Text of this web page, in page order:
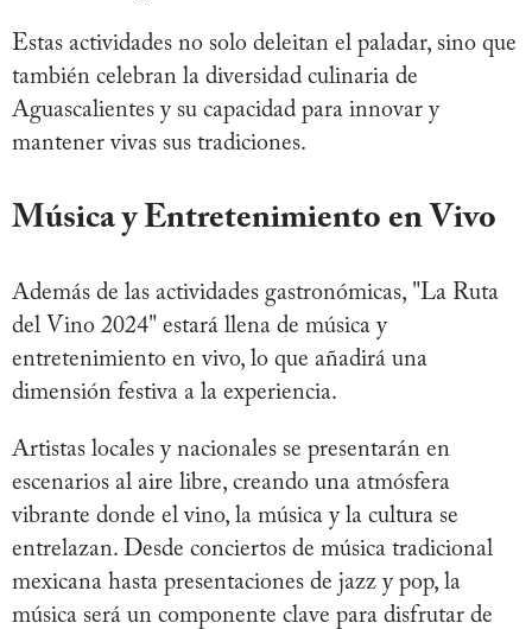
Estas actividades no solo deleitan el paladar, sino que
también celebran la diversidad culinaria de
Aguascalientes y su capacidad para innovar y
mantener vivas sus tradiciones.
Música y Entretenimiento en Vivo
Además de las actividades gastronómicas, "La Ruta
del Vino 2024" estará llena de música y
entretenimiento en vivo, lo que añadirá una
dimensión festiva a la experiencia.
Artistas locales y nacionales se presentarán en
escenarios al aire libre, creando una atmósfera
vibrante donde el vino, la música y la cultura se
entrelazan. Desde conciertos de música tradicional
mexicana hasta presentaciones de jazz y pop, la
música será un componente clave para disfrutar de